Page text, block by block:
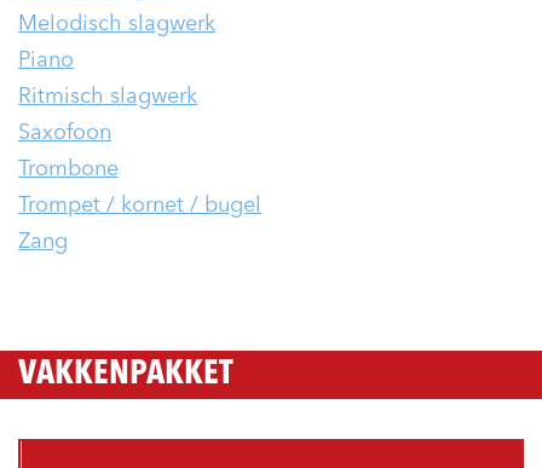
Melodisch slagwerk
Piano
Ritmisch slagwerk
Saxofoon
Trombone
Trompet / kornet / bugel
Zang
VAKKENPAKKET